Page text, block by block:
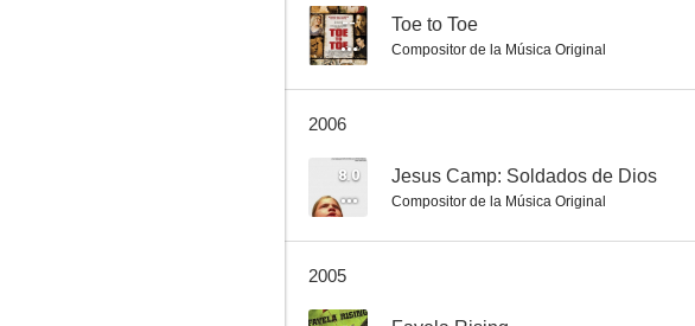
-- Toe to Toe
Compositor de la Música Original
2006
8.0 Jesus Camp: Soldados de Dios
Compositor de la Música Original
2005